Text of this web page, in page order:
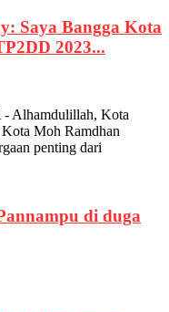
Saya Bangga Kota
2023...
Alhamdulillah, Kota
Moh Ramdhan
penting dari
di duga